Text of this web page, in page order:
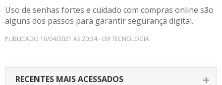
Uso de senhas fortes e cuidado com compras online são
alguns dos passos para garantir segurança digital.
PUBLICADO 10/04/2021 AS 20:34 - EM TECNOLOGIA
RECENTES MAIS ACESSADOS